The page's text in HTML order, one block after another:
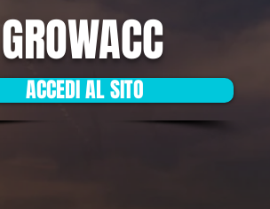
GROWACC
ACCEDI AL SITO